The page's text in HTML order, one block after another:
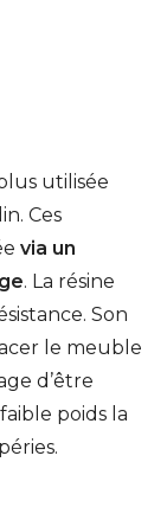
utilisée
Ces
via un
. La résine
Son
le meuble
d’être
poids la